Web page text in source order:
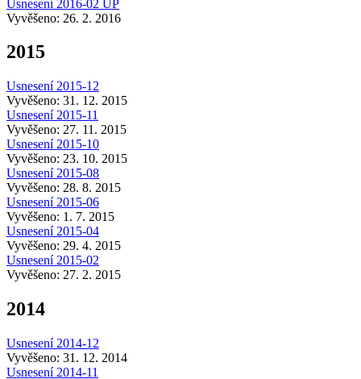
Usnesení 2016-02 ÚP
Vyvěšeno: 26. 2. 2016
2015
Usnesení 2015-12
Vyvěšeno: 31. 12. 2015
Usnesení 2015-11
Vyvěšeno: 27. 11. 2015
Usnesení 2015-10
Vyvěšeno: 23. 10. 2015
Usnesení 2015-08
Vyvěšeno: 28. 8. 2015
Usnesení 2015-06
Vyvěšeno: 1. 7. 2015
Usnesení 2015-04
Vyvěšeno: 29. 4. 2015
Usnesení 2015-02
Vyvěšeno: 27. 2. 2015
2014
Usnesení 2014-12
Vyvěšeno: 31. 12. 2014
Usnesení 2014-11